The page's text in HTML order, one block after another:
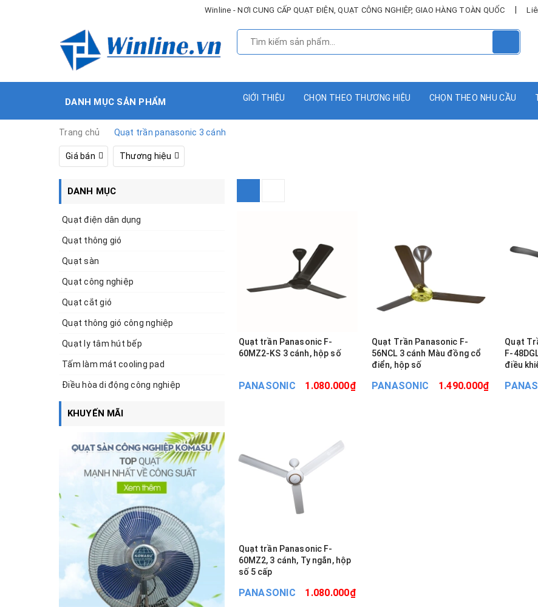
Winline - NƠI CUNG CẤP QUẠT ĐIỆN, QUẠT CÔNG NGHIỆP, GIAO HÀNG TOÀN QUỐC
DANH MỤC SẢN PHẨM GIỚI THIỆU CHỌN THEO THƯƠNG HIỆU CHỌN THEO NHU CẦU
Trang chủ Quạt trần panasonic 3 cánh
Giá bán Thương hiệu
DANH MỤC
Quạt điện dân dụng
Quạt thông gió
Quạt sàn
Quạt công nghiệp
Quạt cắt gió
Quạt thông gió công nghiệp
Quạt ly tâm hút bếp
Tấm làm mát cooling pad
Điều hòa di động công nghiệp
KHUYẾN MÃI
Quạt trần Panasonic F-
60MZ2-KS 3 cánh, hộp số
PANASONIC 1.080.000₫
Quạt Trần Panasonic F-
56NCL 3 cánh Màu đồng cổ
điển, hộp số
PANASONIC 1.490.000₫
Quạt
điều
Quạt trần Panasonic F-
60MZ2, 3 cánh, Ty ngắn, hộp
số 5 cấp
PANASONIC 1.080.000₫